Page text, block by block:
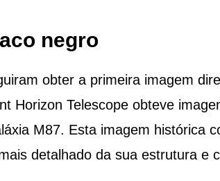
negro
obter a primeira imagem
Horizon Telescope obteve
M87. Esta imagem histórica
detalhado da sua estrutura e